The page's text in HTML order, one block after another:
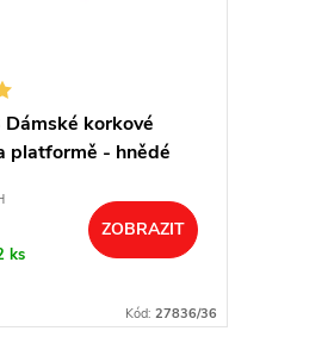
korkové
platformě - hnědé
ks
ZOBRAZIT
Kód: 27836/36